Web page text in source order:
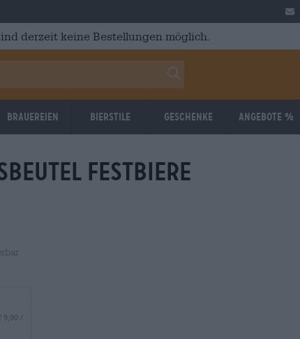
derzeit keine Bestellungen möglich.
Brauereien Bierstile Geschenke Angebote %
Reduziert festbiere
9,90 /